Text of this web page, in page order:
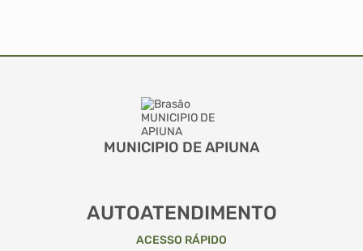
MUNICIPIO DE APIUNA
AUTOATENDIMENTO
ACESSO RÁPIDO